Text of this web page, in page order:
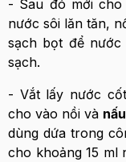
- Sau đó mới
nước sôi lăn tăn,
sạch bọt để
sạch.
- Vắt lấy nước
cho vào nồi và
dùng dứa trong
cho khoảng 15 ml